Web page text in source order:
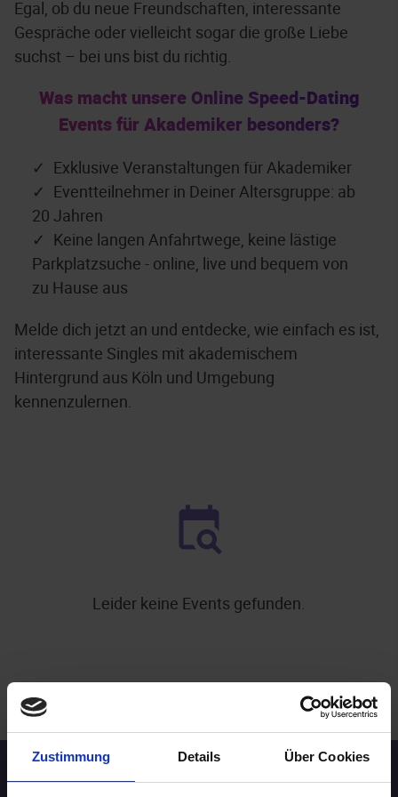
Zustimmung Details Über Cookies
Egal, ob du neue Freundschaften, interessante
Gespräche oder vielleicht sogar die große Liebe
suchst – bei uns bist du richtig.
Was macht unsere Online Speed-Dating
Events für Akademiker besonders?
Exklusive Veranstaltungen für Akademiker
Eventteilnehmer in Deiner Altersgruppe: ab
20 Jahren
Keine langen Anfahrtwege, keine lästige
Parkplatzsuche - online, live und bequem von
zu Hause aus
Melde dich jetzt an und entdecke, wie einfach es ist,
interessante Singles mit akademischem
Hintergrund aus Köln und Umgebung
kennenzulernen.
Leider keine Events gefunden.
.
Speed-Dating Events